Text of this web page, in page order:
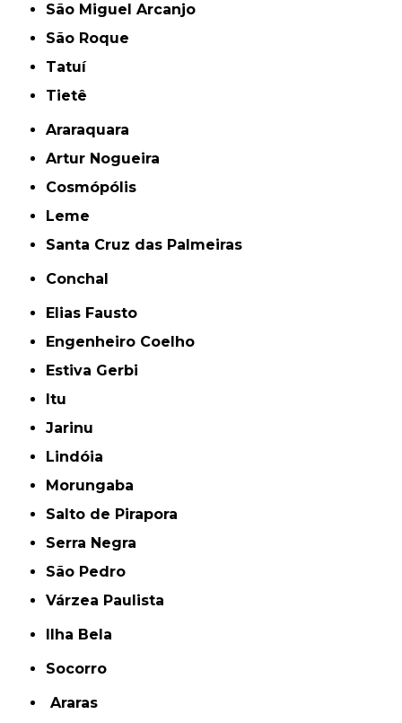
São Miguel Arcanjo
São Roque
Tatuí
Tietê
Araraquara
Artur Nogueira
Cosmópólis
Leme
Santa Cruz das Palmeiras
Conchal
Elias Fausto
Engenheiro Coelho
Estiva Gerbi
Itu
Jarinu
Lindóia
Morungaba
Salto de Pirapora
Serra Negra
São Pedro
Várzea Paulista
Ilha Bela
Socorro
Araras